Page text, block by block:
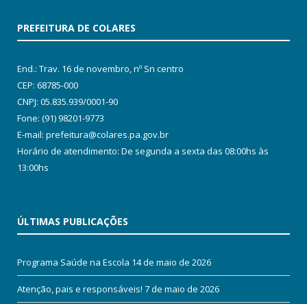
PREFEITURA DE COLARES
End.: Trav. 16 de novembro, nº Sn centro
CEP: 68785-000
CNPJ: 05.835.939/0001-90
Fone: (91) 98201-9773
E-mail: prefeitura@colares.pa.gov.br
Horário de atendimento: De segunda a sexta das 08:00hs às
13:00hs
ÚLTIMAS PUBLICAÇÕES
Programa Saúde na Escola 14 de maio de 2026
Atenção, pais e responsáveis! 7 de maio de 2026